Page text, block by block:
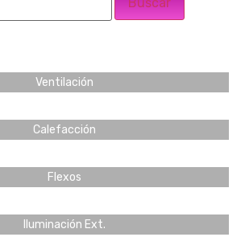
Ventilación
Calefacción
Flexos
Iluminación Ext.